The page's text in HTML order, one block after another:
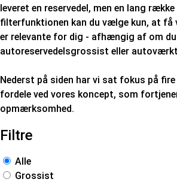
leveret en reservedel, men en lang
filterfunktionen kan du vælge kun, at få
er relevante for dig - afhængig af om
autoreservedelsgrossist eller
Nederst på siden har vi sat fokus på
fordele ved vores koncept, som
opmærksomhed.
Filtre
Alle
Grossist